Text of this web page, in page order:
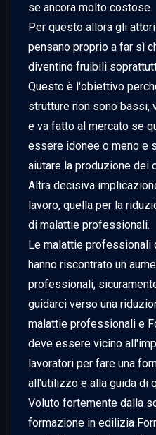
se ancora molto costose.
Per questo allora gli
pensano proprio a far sì
diventino fruibili
Questo è l'obiettivo
strutture non sono bassi,
e va fatto al mercato se
essere idonee o meno e
aiutare la produzione dei
Altra decisiva
lavoro, quella per la
di malattie professionali.
Le malattie professionali
hanno riscontrato un
professionali,
guidarci verso una
malattie professionali e
deve essere vicino
lavoratori per fare una
all'utilizzo e alla guida di
Voluto fortemente dalla
formazione in edilizia